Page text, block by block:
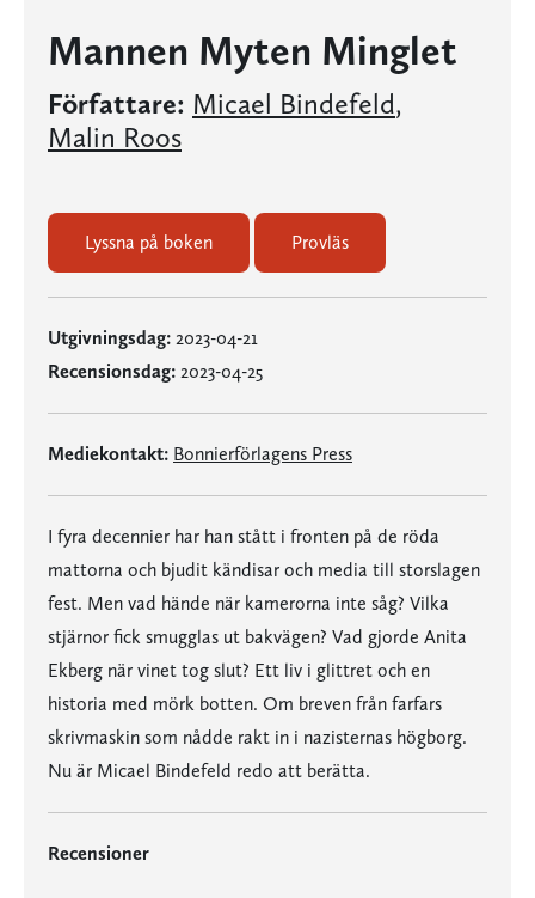
Mannen Myten Minglet
Författare: Micael Bindefeld,
Malin Roos
Lyssna på boken Provläs
Utgivningsdag: 2023-04-21
Recensionsdag: 2023-04-25
Mediekontakt: Bonnierförlagens Press
I fyra decennier har han stått i fronten på de röda
mattorna och bjudit kändisar och media till storslagen
fest. Men vad hände när kamerorna inte såg? Vilka
stjärnor fick smugglas ut bakvägen? Vad gjorde Anita
Ekberg när vinet tog slut? Ett liv i glittret och en
historia med mörk botten. Om breven från farfars
skrivmaskin som nådde rakt in i nazisternas högborg.
Nu är Micael Bindefeld redo att berätta.
Recensioner